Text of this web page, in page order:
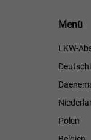
Menü
Menü
LKW-
Polen